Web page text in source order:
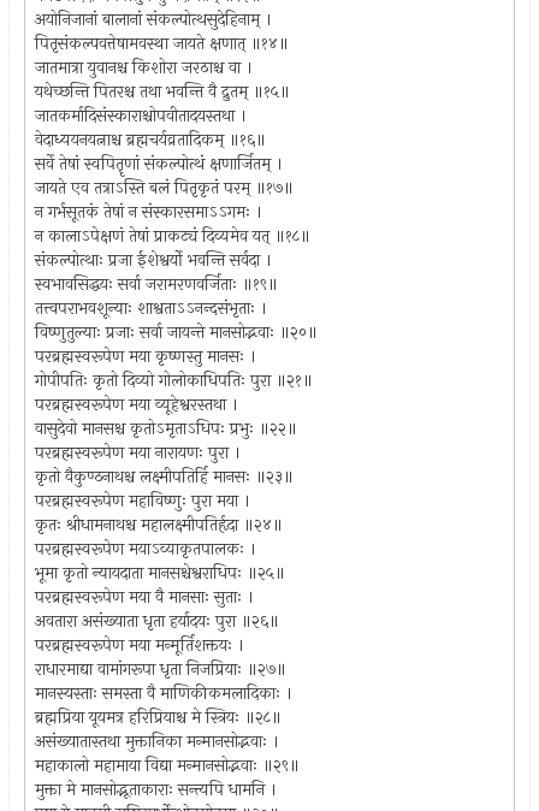
अयोनिजानां बालानां संकल्पोत्थसुदेहिनाम् ।
पितृसंकल्पवत्तेषामवस्था जायते क्षणात् ॥१४॥
जातमात्रा युवानश्च किशोरा जरठाश्च वा ।
यथेच्छन्ति पितरश्च तथा भवन्ति वै द्रुतम् ॥१५॥
जातकर्मादिसंस्काराश्चोपवीतादयस्तथा ।
वेदाध्ययनयत्नाश्च ब्रह्मचर्यव्रतादिकम् ॥१६॥
सर्वे तेषां स्वपितॄणां संकल्पोत्थं क्षणार्जितम् ।
जायते एव तत्राऽस्ति बलं पितृकृतं परम् ॥१७॥
न गर्भसूतकं तेषां न संस्कारसमाऽऽगमः ।
न कालाऽपेक्षणं तेषां प्राकट्यं दिव्यमेव यत् ॥१८॥
संकल्पोत्थाः प्रजा ईशेश्वर्यो भवन्ति सर्वदा ।
स्वभावसिद्धयः सर्वा जरामरणवर्जिताः ॥१९॥
तत्त्वपराभवशून्याः शाश्वताऽऽनन्दसंभृताः ।
विष्णुतुल्याः प्रजाः सर्वा जायन्ते मानसोद्भवाः ॥२०॥
परब्रह्मस्वरूपेण मया कृष्णस्तु मानसः ।
गोपीपतिः कृतो दिव्यो गोलोकाधिपतिः पुरा ॥२१॥
परब्रह्मस्वरूपेण मया व्यूहेश्वरस्तथा ।
वासुदेवो मानसश्च कृतोऽमृताऽधिपः प्रभुः ॥२२॥
परब्रह्मस्वरूपेण मया नारायणः पुरा ।
कृतो वैकुण्ठनाथश्च लक्ष्मीपतिर्हि मानसः ॥२३॥
परब्रह्मस्वरूपेण महाविष्णुः पुरा मया ।
कृतः श्रीधामनाथश्च महालक्ष्मीपतिर्हृदा ॥२४॥
परब्रह्मस्वरूपेण मयाऽव्याकृतपालकः ।
भूमा कृतो न्यायदाता मानसश्चेश्वराधिपः ॥२५॥
परब्रह्मस्वरूपेण मया वै मानसाः सुताः ।
अवतारा असंख्याता धृता हर्यादयः पुरा ॥२६॥
परब्रह्मस्वरूपेण मया मन्मूर्तिशक्तयः ।
राधारमाद्या वामांगरूपा धृता निजप्रियाः ॥२७॥
मानस्यस्ताः समस्ता वै माणिकीकमलादिकाः ।
ब्रह्मप्रिया यूयमत्र हरिप्रियाश्च मे स्त्रियः ॥२८॥
असंख्यातास्तथा मुक्तानिका मन्मानसोद्भवाः ।
महाकालो महामाया विद्या मन्मानसोद्भवाः ॥२९॥
मुक्ता मे मानसोद्भूताकाराः सन्त्यपि धामनि ।